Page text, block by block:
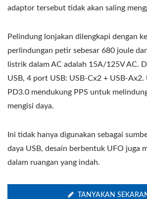
adaptor tersebut tidak akan saling
Pelindung lonjakan dilengkapi dengan
perlindungan petir sebesar 680 joule
listrik dalam AC adalah 15A/125V AC.
USB, 4 port USB: USB-Cx2 + USB-
PD3.0 mendukung PPS untuk
mengisi daya.
Ini tidak hanya digunakan sebagai
daya USB, desain berbentuk UFO juga
dalam ruangan yang indah.
TANYAKAN